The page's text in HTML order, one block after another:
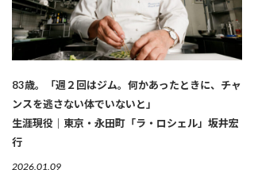
83歳。「週２回はジム。何かあったときに、チャ
ンスを逃さない体でいないと」
生涯現役｜東京・永田町「ラ・ロシェル」坂井宏
行
2026.01.09